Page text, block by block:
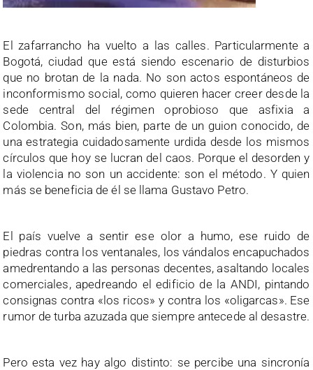
El zafarrancho ha vuelto a las calles. Particularmente a
Bogotá, ciudad que está siendo escenario de disturbios
que no brotan de la nada. No son actos espontáneos de
inconformismo social, como quieren hacer creer desde la
sede central del régimen oprobioso que asfixia a
Colombia. Son, más bien, parte de un guion conocido, de
una estrategia cuidadosamente urdida desde los mismos
círculos que hoy se lucran del caos. Porque el desorden y
la violencia no son un accidente: son el método. Y quien
más se beneficia de él se llama Gustavo Petro.
El país vuelve a sentir ese olor a humo, ese ruido de
piedras contra los ventanales, los vándalos encapuchados
amedrentando a las personas decentes, asaltando locales
comerciales, apedreando el edificio de la ANDI, pintando
consignas contra «los ricos» y contra los «oligarcas». Ese
rumor de turba azuzada que siempre antecede al desastre.
Pero esta vez hay algo distinto: se percibe una sincronía